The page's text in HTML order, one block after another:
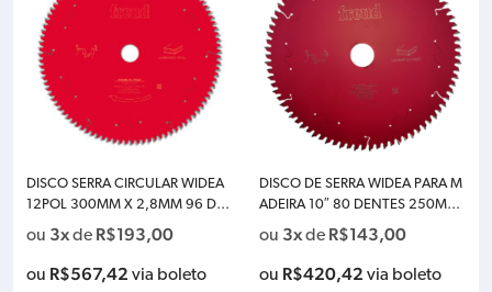
DISCO SERRA CIRCULAR WIDEA
12POL 300MM X 2,8MM 96 DE
NTES BOSCH FREUD F03FS0980
ou 3xde R$193,00
ou R$567,42 via boleto
DISCO DE SERRA WIDEA PARA M
ADEIRA 10″ 80 DENTES 250MM
250X28X80 FREUD F03FS0980
4 FR23L001T
ou 3xde R$143,00
ou R$420,42 via boleto